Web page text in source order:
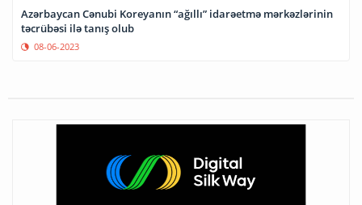
Azərbaycan Cənubi Koreyanın “ağıllı” idarəetmə mərkəzlərinin
təcrübəsi ilə tanış olub
08-06-2023